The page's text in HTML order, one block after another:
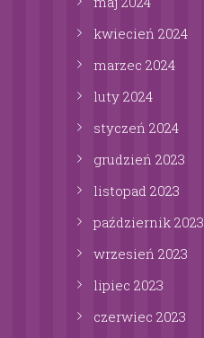
kwiecień 2024
marzec 2024
luty 2024
styczeń 2024
grudzień 2023
listopad 2023
październik 2023
wrzesień 2023
lipiec 2023
czerwiec 2023